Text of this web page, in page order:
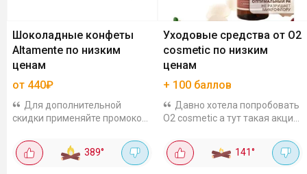
Шоколадные конфеты
Altamente по низким
ценам
от 440₽
Для дополнительной
скидки применяйте промокод:
можно заказать шоколадные
конфеты Altamente в
389°
Уходовые средства от O2
cosmetic по низким
ценам
+ 100 баллов
Давно хотела попробовать
O2 cosmetic а тут такая акция
отзыв. Можно взять средства
для лица, глаз и интимной
141°